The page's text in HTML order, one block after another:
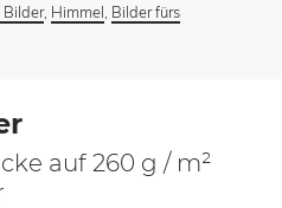
Bilder, Himmel Bilder fürs
auf 260 g / m²